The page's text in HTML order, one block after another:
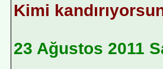
Kimi
23 Ağustos 2011